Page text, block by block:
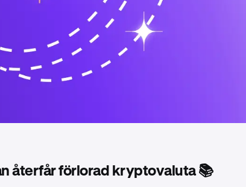
återfår förlorad kryptovaluta 📚